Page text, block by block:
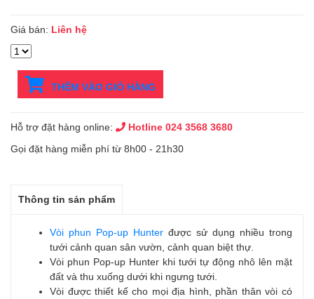
Giá bán: Liên hệ
THÊM VÀO GIỎ HÀNG
Hỗ trợ đặt hàng online:
Hotline 024 3568 3680
Gọi đặt hàng miễn phí từ 8h00 - 21h30
Thông tin sản phẩm
Vòi phun Pop-up Hunter được sử dụng nhiều trong
tưới cảnh quan sân vườn, cảnh quan biệt thự.
Vòi phun Pop-up Hunter khi tưới tự động nhô lên mặt
đất và thu xuống dưới khi ngưng tưới.
Vòi được thiết kế cho mọi địa hình, phần thân vòi có